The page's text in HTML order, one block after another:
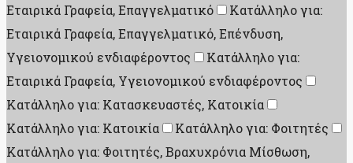
Εταιρικά Γραφεία, Επαγγελματικό
Κατάλληλο για:
Εταιρικά Γραφεία, Επαγγελματικό, Επένδυση,
Υγειονομικού ενδιαφέροντος
Κατάλληλο για:
Εταιρικά Γραφεία, Υγειονομικού ενδιαφέροντος
Κατάλληλο για: Κατασκευαστές, Κατοικία
Κατάλληλο για: Κατοικία
Κατάλληλο για: Φοιτητές
Κατάλληλο για: Φοιτητές, Βραχυχρόνια Μίσθωση,